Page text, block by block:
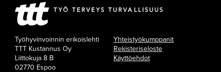
Työhyvinvoinnin erikoislehti
TTT Kustannus Oy
Liittokuja 8 B
02770 Espoo
Yhteistyökumppanit
Rekisteriseloste
Käyttöehdot